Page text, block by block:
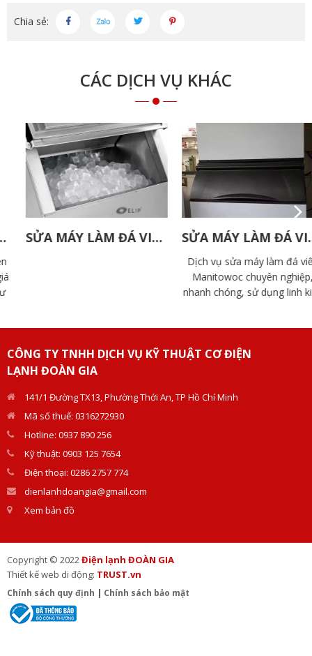
Chia sẻ:
CÁC DỊCH VỤ KHÁC
SỬA MÁY LÀM ĐÁ VIÊN ELIP SỬA MÁY LÀM ĐÁ VIÊN MANITOWOC
Dịch vụ sửa máy làm đá viên
Manitowoc chuyên nghiệp,
nhanh chóng, sử dụng linh kiện
CÔNG TY TNHH DỊCH VỤ KỸ THUẬT CƠ ĐIỆN
LẠNH ĐOÀN GIA
141/1 Đường TX13, Phường Thới An, TP Hồ Chí Minh
Mã số thuế: 0316272930
Hotline: 0937 890 256
Kỹ thuật: 0903 125 7654
Điện thoại: 0286 2757 774
dienlanhdoangia@gmail.com
Xem bản đồ
Copyright © 2022Điện lạnh ĐOÀN GIA
Thiết kế web di động: TRUST.vn
Chính sách quy định | Chính sách bảo mật